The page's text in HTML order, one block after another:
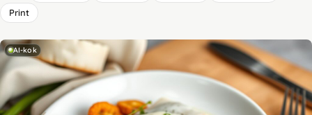
Print
AI-kok